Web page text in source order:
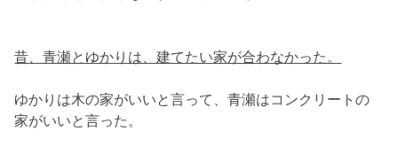
昔、青瀬とゆかりは、建てたい家が合わなかった。
ゆかりは木の家がいいと言って、青瀬はコンクリートの
家がいいと言った。